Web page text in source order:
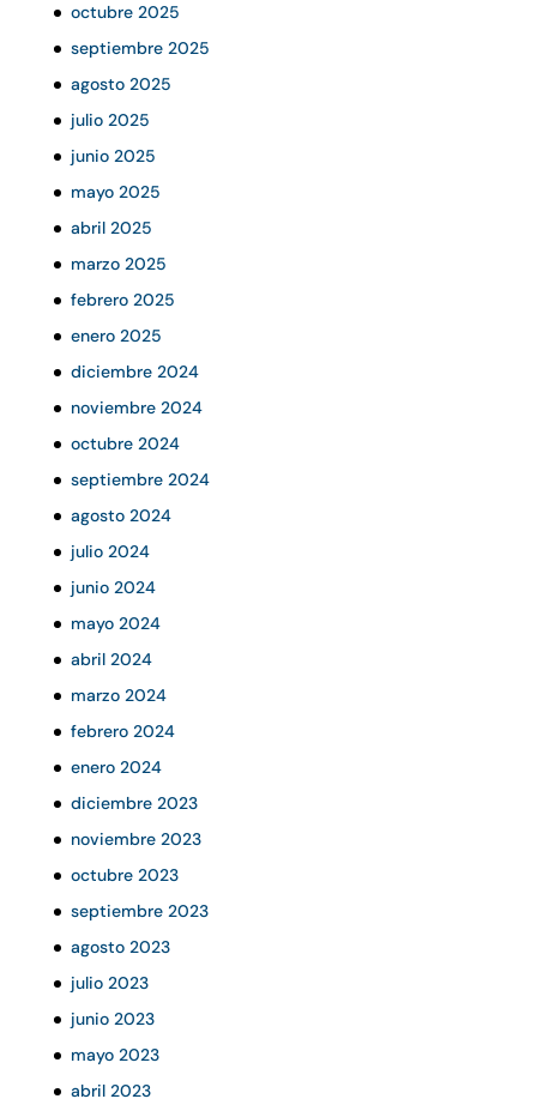
octubre 2025
septiembre 2025
agosto 2025
julio 2025
junio 2025
mayo 2025
abril 2025
marzo 2025
febrero 2025
enero 2025
diciembre 2024
noviembre 2024
octubre 2024
septiembre 2024
agosto 2024
julio 2024
junio 2024
mayo 2024
abril 2024
marzo 2024
febrero 2024
enero 2024
diciembre 2023
noviembre 2023
octubre 2023
septiembre 2023
agosto 2023
julio 2023
junio 2023
mayo 2023
abril 2023